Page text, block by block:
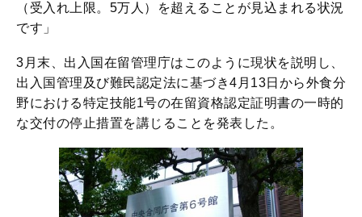
（受入れ上限。5万人）を超えることが見込まれる状況
です」
3月末、出入国在留管理庁はこのように現状を説明し、
出入国管理及び難民認定法に基づき4月13日から外食分
野における特定技能1号の在留資格認定証明書の一時的
な交付の停止措置を講じることを発表した。